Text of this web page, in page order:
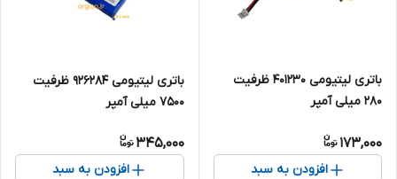
باتری لیتیومی 401230 ظرفیت
280 میلی آمپر
173,000
افزودن به سبد
باتری لیتیومی 926284 ظرفیت
7500 میلی آمپر
345,000
افزودن به سبد